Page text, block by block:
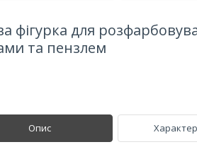
фігурка для
та пензлем
Опис